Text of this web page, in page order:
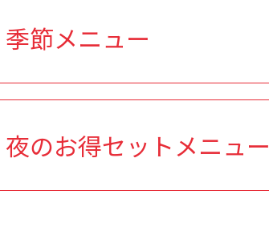
季節メニュー
夜のお得セットメニュー